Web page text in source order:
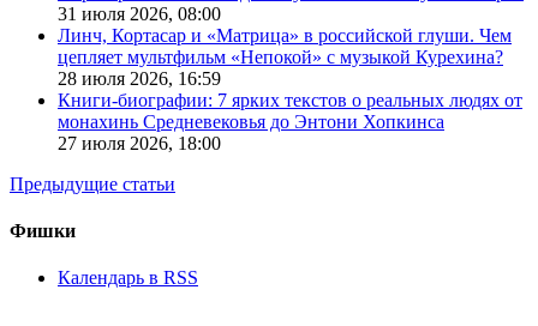
31 июля 2026, 08:00
Линч, Кортасар и «Матрица» в российской глуши. Чем
цепляет мультфильм «Непокой» с музыкой Курехина?
28 июля 2026, 16:59
Книги-биографии: 7 ярких текстов о реальных людях от
монахинь Средневековья до Энтони Хопкинса
27 июля 2026, 18:00
Предыдущие статьи
Фишки
Календарь в RSS